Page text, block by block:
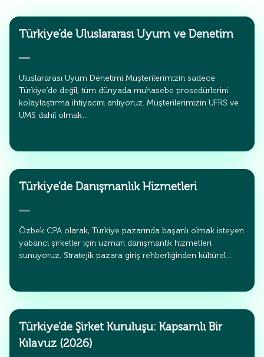
Türkiye’de Uluslararası Uyum ve Denetim
Uluslararası Uyum Denetimi Müşterilerimizin sadece
Türkiye’de değil, tüm dünyada muhasebe prosedürlerini
kolaylaştırma ihtiyacını anlıyoruz. Müşterilerimizin UFRS ve
UMS dahil olmak…
Türkiye’de Danışmanlık Hizmetleri
Özbek CPA olarak, Türkiye pazarında başarılı olmak isteyen
yabancı şirketler için uzman danışmanlık hizmetleri
sunuyoruz. Stratejik pazara giriş rehberliğinden kültürel…
Türkiye’de Şirket Kuruluşu: Kapsamlı Bir
Kılavuz (2026)